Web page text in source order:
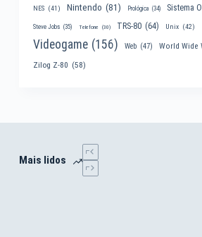
NES (41) Nintendo (81) Prológica (34) Sistema
Steve Jobs (35) Telefone (30) TRS-80 (64) Unix (42)
Videogame (156) Web (47) World Wide
Zilog Z-80 (58)
Mais lidos